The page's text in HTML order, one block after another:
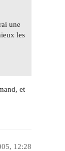
une
les
et
12:28